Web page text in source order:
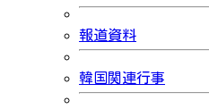
報道資料
韓国関連行事